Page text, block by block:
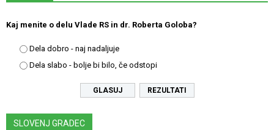
Kaj menite o delu Vlade RS in dr. Roberta Goloba?
Dela dobro - naj nadaljuje
Dela slabo - bolje bi bilo, če odstopi
REZULTATI
SLOVENJ GRADEC